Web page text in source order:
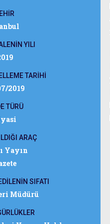
YILI
TARİHİ
2019
TÜRÜ
ARAÇ
Yayın
SIFATI
Müdürü